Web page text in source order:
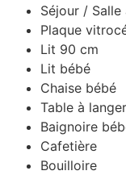
Séjour / Salle
Plaque
Lit 90 cm
Lit bébé
Chaise bébé
Table à langer
Baignoire
Cafetière
Bouilloire